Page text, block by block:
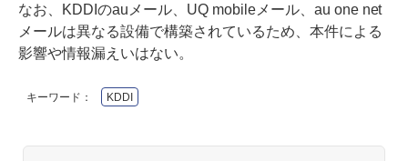
なお、KDDIのauメール、UQ mobileメール、au one net
メールは異なる設備で構築されているため、本件による
影響や情報漏えいはない。
キーワード： KDDI